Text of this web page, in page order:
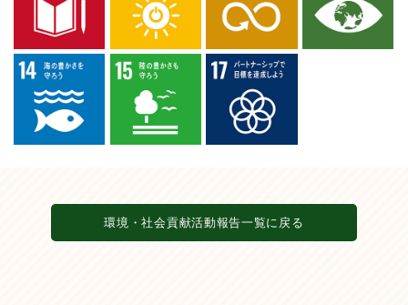
環境・社会貢献活動報告一覧に戻る